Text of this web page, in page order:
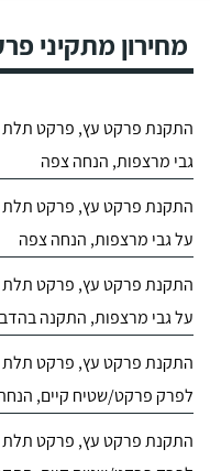
מחירון מתקיני
התקנת פרקט עץ, פרקט תלת
גבי מרצפות, הנחה צפה
התקנת פרקט עץ, פרקט תלת
על גבי מרצפות, הנחה צפה
התקנת פרקט עץ, פרקט תלת
על גבי מרצפות, התקנה
התקנת פרקט עץ, פרקט תלת
לפרק פרקט/שטיח קיים,
התקנת פרקט עץ, פרקט תלת